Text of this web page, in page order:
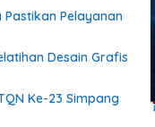
Pastikan Pelayanan
Desain Grafis
Ke-23 Simpang